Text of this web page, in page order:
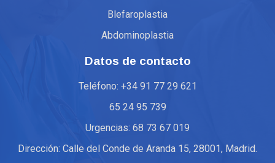
Blefaroplastia
Abdominoplastia
Datos de contacto
Teléfono: +34 91 77 29 621
65 24 95 739
Urgencias: 68 73 67 019
Dirección: Calle del Conde de Aranda 15, 28001, Madrid.